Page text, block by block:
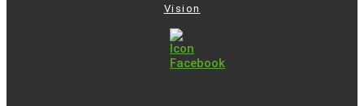
Vision